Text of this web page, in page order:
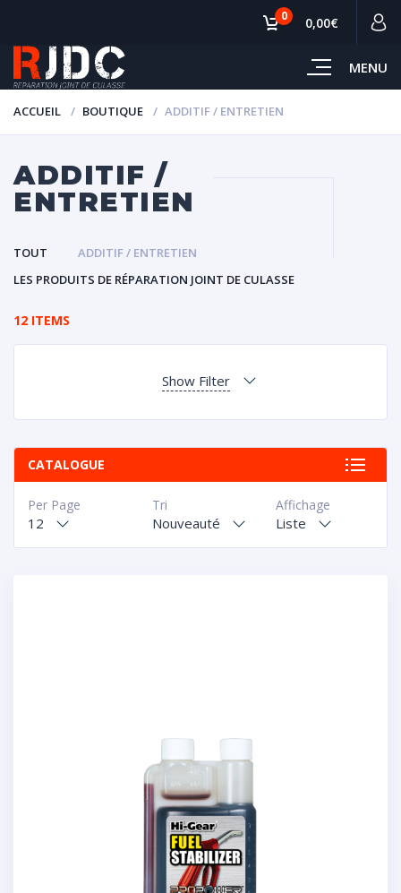
MENU
0 0,00€
ACCUEIL BOUTIQUE ADDITIF / ENTRETIEN
ADDITIF /
ENTRETIEN
TOUT
ADDITIF / ENTRETIEN
LES PRODUITS DE RÉPARATION JOINT DE CULASSE
12 ITEMS
Show Filter
CATALOGUE
Affichage
Liste
Tri
Nouveauté
Per Page
12